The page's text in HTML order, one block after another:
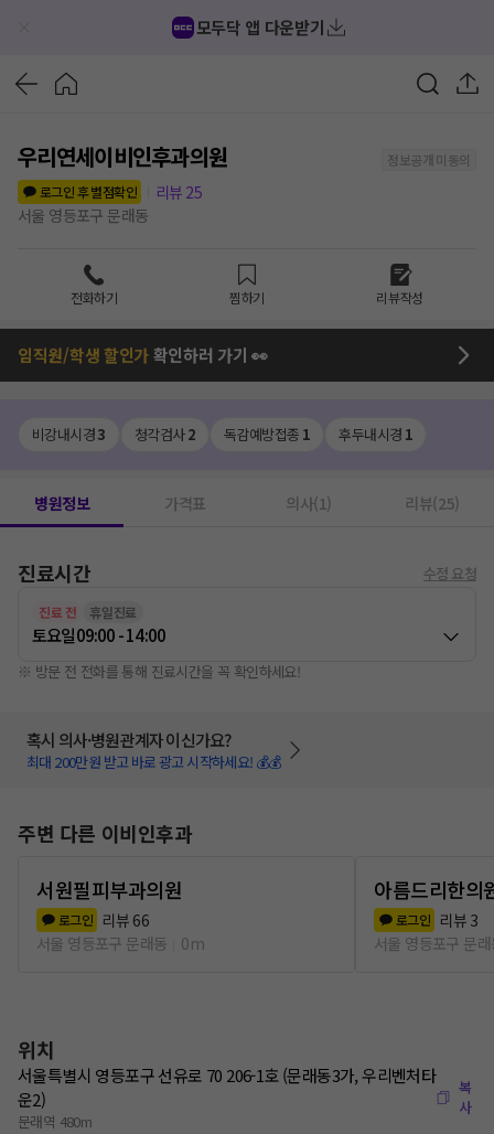
모두닥 앱 다운받기
우리연세이비인후과의원
정보공개 미동의
로그인 후 별점확인
리뷰 25
서울 영등포구 문래동
전화하기 찜하기 리뷰작성
임직원/학생 할인가확인하러 가기 👀
비강내시경3 청각검사2 독감예방접종 1 후두내시경 1
병원정보 가격표 의사(1) 리뷰(25)
진료시간 수정 요청
진료 전 휴일진료
토요일09:00 - 14:00
※ 방문 전 전화를 통해 진료시간을 꼭 확인하세요!
혹시 의사·병원관계자 이신가요?
최대 200만원 받고 바로 광고 시작하세요! 💰💰
주변 다른 이비인후과
서원필피부과의원
로그인 리뷰 66
서울 영등포구 문래동
0m
아름드리한의
로그인 리뷰 3
서울 영등포구 문
위치
서울특별시 영등포구 선유로 70 206-1호 (문래동3가, 우리벤처타
운2)
문래역 480m
복
사